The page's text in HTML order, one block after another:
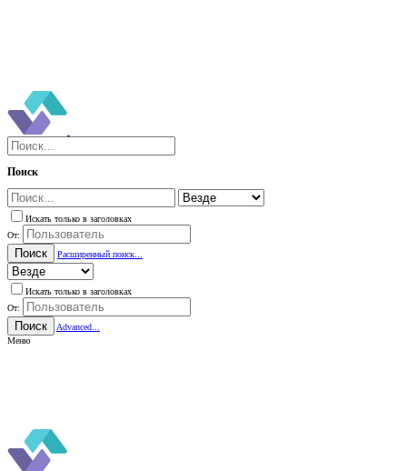
Поиск
Искать только в заголовках
От:
Поиск Расширенный поиск...
Искать только в заголовках
От:
Поиск
Advanced...
Меню